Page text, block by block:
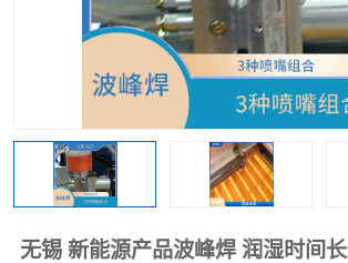
无锡 新能源产品波峰焊 润湿时间长